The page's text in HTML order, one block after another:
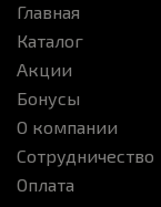
Главная
Каталог
Акции
Бонусы
О компании
Сотрудничество
Оплата